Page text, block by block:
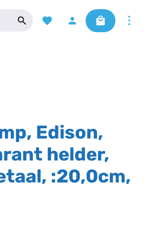
Je hebt 0 items op je verlanglijstje
Edison,
helder,
:20,0cm,